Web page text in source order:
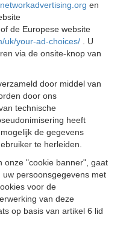
en
of de Europese website
uk/your-ad-choices/
. U
via de onsite-knop van
door middel van
door ons
technische
heeft
de gegevens
te herleiden.
onze "cookie banner", gaat
persoonsgegevens met
voor de
van deze
op basis van artikel 6 lid